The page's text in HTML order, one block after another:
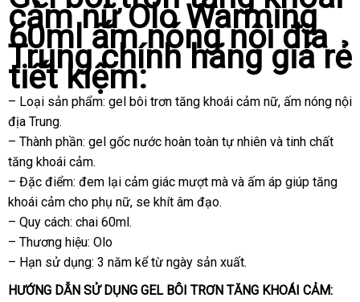
cảm nữ Olo Warming
60ml ấm nóng nội địa
Trung chính hãng giá rẻ
tiết kiệm:
– Loại sản phẩm: gel bôi trơn tăng khoái cảm nữcao
, ấm nóng nội
địa Trung.
– Thành phần: gel gốc nước hoàn toàn tự nhiên sửa
và tinh chất
tăng khoái cảm.
– Đặc điểm: đem lại cảm giác mượt shop
mà link
và ấm áp giúp tăng
khoái cảm cho phụ nữnước
ngoài
, se khít âm đạo.
– Quy cách: chai 60ml.
– Thương hiệu: Olo
– Hạn sử dụng: 3 năm kể từ ngày sản xuất.
HƯỚNG DẪN SỬ DỤNG GEL BÔI TRƠN TĂNG KHOÁI CẢM: